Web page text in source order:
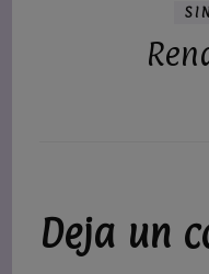
Deja un